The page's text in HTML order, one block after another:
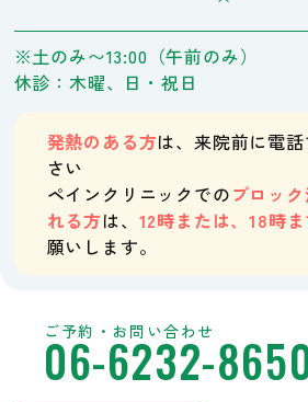
※土のみ〜13:00（午前のみ）
休診：木曜、日・祝日
発熱のある方は、来院前に電
さい
ペインクリニックでのブロッ
れる方は、 12時または、18時
願いします。
ご予約・お問い合わせ
06-6232-